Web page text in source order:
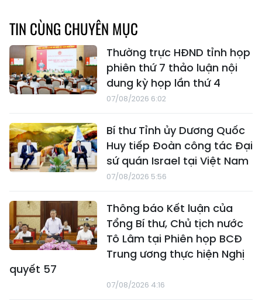
TIN CÙNG CHUYÊN MỤC
Thường trực HĐND tỉnh họp
phiên thứ 7 thảo luận nội
dung kỳ họp lần thứ 4
07/08/2026 6:02
Bí thư Tỉnh ủy Dương Quốc
Huy tiếp Đoàn công tác Đại
sứ quán Israel tại Việt Nam
07/08/2026 5:56
Thông báo Kết luận của
Tổng Bí thư, Chủ tịch nước
Tô Lâm tại Phiên họp BCĐ
Trung ương thực hiện Nghị
quyết 57
07/08/2026 4:16